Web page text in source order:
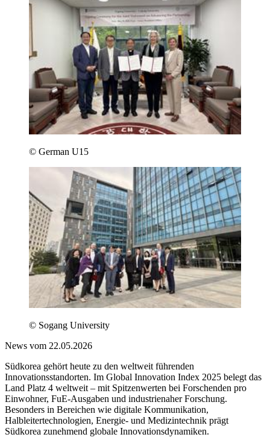
© German U15
© Sogang University
News vom 22.05.2026
Südkorea gehört heute zu den weltweit führenden
Innovationsstandorten. Im Global Innovation Index 2025 belegt das
Land Platz 4 weltweit – mit Spitzenwerten bei Forschenden pro
Einwohner, FuE-Ausgaben und industrienaher Forschung.
Besonders in Bereichen wie digitale Kommunikation,
Halbleitertechnologien, Energie- und Medizintechnik prägt
Südkorea zunehmend globale Innovationsdynamiken.